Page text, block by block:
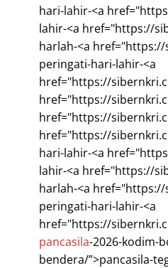
hari-lahir-<a
lahir-<a href="https://
harlah-<a
peringati-hari-lahir-<a
href="https://
href="https://
href="https://
href="https://
hari-lahir-<a
lahir-<a href="https://
harlah-<a
peringati-hari-lahir-<a
href="https://
pancasila-2026-kodim-
bendera/”>pancasila-